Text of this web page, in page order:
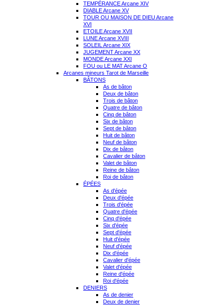
TEMPÉRANCE Arcane XIV
DIABLE Arcane XV
TOUR OU MAISON DE DIEU Arcane
XVI
ETOILE Arcane XVII
LUNE Arcane XVIII
SOLEIL Arcane XIX
JUGEMENT Arcane XX
MONDE Arcane XXI
FOU ou LE MAT Arcane O
Arcanes mineurs Tarot de Marseille
BÂTONS
As de bâton
Deux de bâton
Trois de bâton
Quatre de bâton
Cinq de bâton
Six de bâton
Sept de bâton
Huit de bâton
Neuf de bâton
Dix de bâton
Cavalier de bâton
Valet de bâton
Reine de bâton
Roi de bâton
ÉPÉES
As d'épée
Deux d'épée
Trois d'épée
Quatre d'épée
Cinq d'épée
Six d'épée
Sept d'épée
Huit d'épée
Neuf d'épée
Dix d'épée
Cavalier d'épée
Valet d'épée
Reine d'épée
Roi d'épée
DENIERS
As de denier
Deux de denier